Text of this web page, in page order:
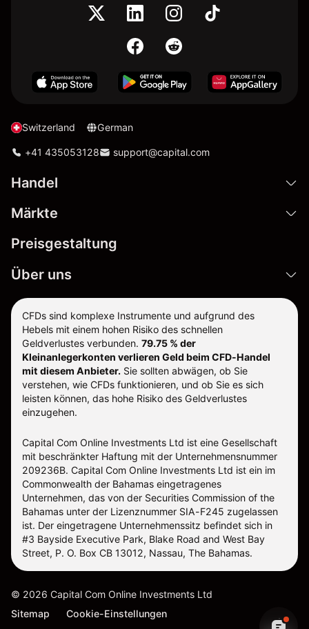
Switzerland German
+41 435053128 support@capital.com
Handel
Märkte
Preisgestaltung
Über uns
CFDs sind komplexe Instrumente und aufgrund des
Hebels mit einem hohen Risiko des schnellen
Geldverlustes verbunden. 79.75 % der
Kleinanlegerkonten verlieren Geld beim CFD-Handel
mit diesem Anbieter. Sie sollten abwägen, ob Sie
verstehen, wie CFDs funktionieren, und ob Sie es sich
leisten können, das hohe Risiko des Geldverlustes
einzugehen.
Capital Com Online Investments Ltd ist eine Gesellschaft
mit beschränkter Haftung mit der Unternehmensnummer
209236B. Capital Com Online Investments Ltd ist ein im
Commonwealth der Bahamas eingetragenes
Unternehmen, das von der Securities Commission of the
Bahamas unter der Lizenznummer SIA-F245 zugelassen
ist. Der eingetragene Unternehmenssitz befindet sich in
#3 Bayside Executive Park, Blake Road and West Bay
Street, P. O. Box CB 13012, Nassau, The Bahamas.
© 2026 Capital Com Online Investments Ltd
Sitemap
Cookie-Einstellungen